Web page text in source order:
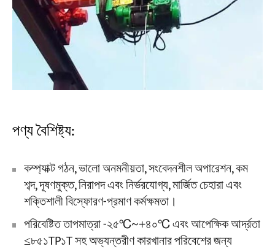
পণ্য বৈশিষ্ট্য:
কম্প্যাক্ট গঠন, ভালো অনমনীয়তা, সংবেদনশীল অপারেশন, কম
শব্দ, দূষণমুক্ত, নিরাপদ এবং নির্ভরযোগ্য, মার্জিত চেহারা এবং
শক্তিশালী বিস্ফোরণ-প্রমাণ কর্মক্ষমতা।
পরিবেষ্টিত তাপমাত্রা -২৫℃~+৪০℃ এবং আপেক্ষিক আর্দ্রতা
≤৮৫১TP১T সহ অভ্যন্তরীণ কারখানার পরিবেশের জন্য